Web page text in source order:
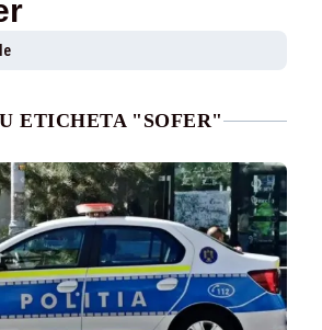
ETICHETA "SOFER"